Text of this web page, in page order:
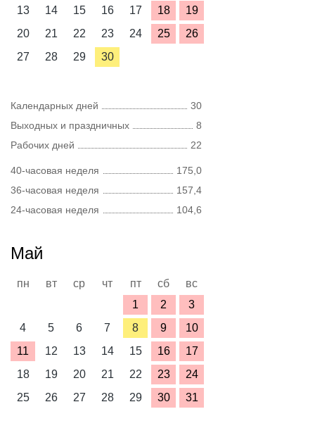
13
14 15 16 17 18
19
20
21 22 23 24 25
26
27
28 29 30
Календарных дней
30
Выходных и праздничных
8
Рабочих дней
22
40-часовая неделя
175,0
36-часовая неделя
157,4
24-часовая неделя
104,6
Май
пн вт ср чт пт сб
вс
1
2
3
4
5 6 7 8 9
10
11
12 13 14 15 16
17
18
19 20 21 22 23
24
25
26 27 28 29 30 31